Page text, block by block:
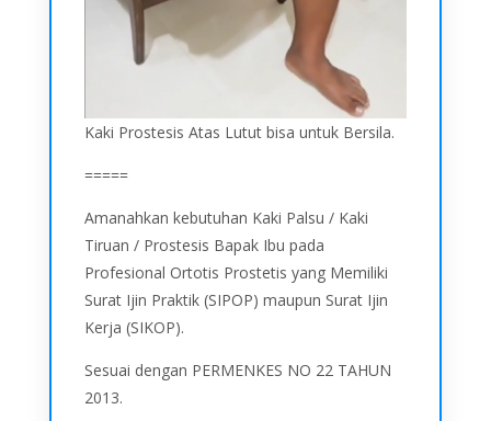
Kaki Prostesis Atas Lutut bisa untuk Bersila.
=====
Amanahkan kebutuhan Kaki Palsu / Kaki
Tiruan / Prostesis Bapak Ibu pada
Profesional Ortotis Prostetis yang Memiliki
Surat Ijin Praktik (SIPOP) maupun Surat Ijin
Kerja (SIKOP).
Sesuai dengan PERMENKES NO 22 TAHUN
2013.